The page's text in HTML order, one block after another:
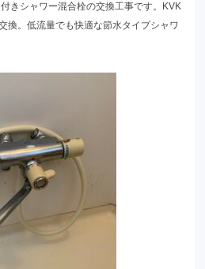
きシャワー混合栓の交換工事です。KVK
換。低流量でも快適な節水タイプシャワ